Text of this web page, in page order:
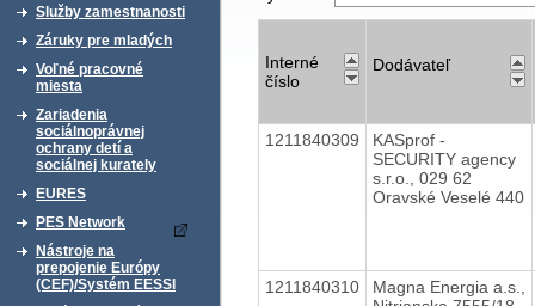
Služby zamestnanosti
Záruky pre mladých
Voľné pracovné
miesta
Zariadenia
sociálnoprávnej
ochrany detí a
sociálnej kurately
EURES
PES Network
Nástroje na
prepojenie Európy
(CEF)/Systém EESSI
Interné
číslo
Dodávateľ
1211840309
KASprof -
SECURITY agency
s.r.o., 029 62
Oravské Veselé 440
1211840310
Magna Energia a.s.,